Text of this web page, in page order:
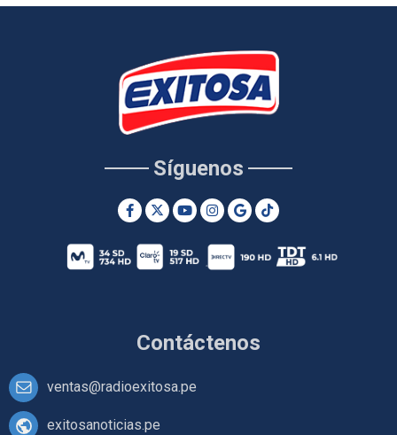
Contáctenos
ventas@radioexitosa.pe
exitosanoticias.pe
Síguenos